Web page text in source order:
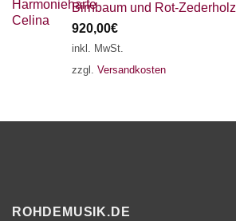
Birnbaum und Rot-Zederholz
920,00€
inkl. MwSt.
zzgl. Versandkosten
ROHDEMUSIK.DE